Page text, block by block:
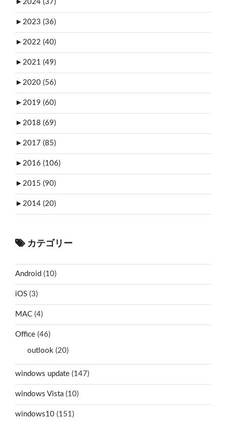
► 2024 (37)
► 2023 (36)
► 2022 (40)
► 2021 (49)
► 2020 (56)
► 2019 (60)
► 2018 (69)
► 2017 (85)
► 2016 (106)
► 2015 (90)
► 2014 (20)
カテゴリー
Android (10)
iOS (3)
MAC (4)
Office (46)
outlook (20)
windows update (147)
windows Vista (10)
windows10 (151)